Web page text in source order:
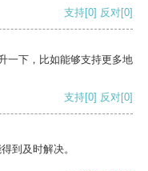
支持[0] 反对[0]
一下，比如能够支持更多地
支持[0] 反对[0]
到及时解决。